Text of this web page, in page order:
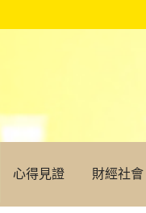
心得見證 財經社會